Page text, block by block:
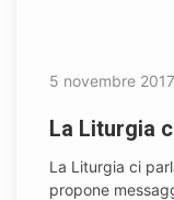
5 novembre 2017
La Liturgia
La Liturgia ci
propone